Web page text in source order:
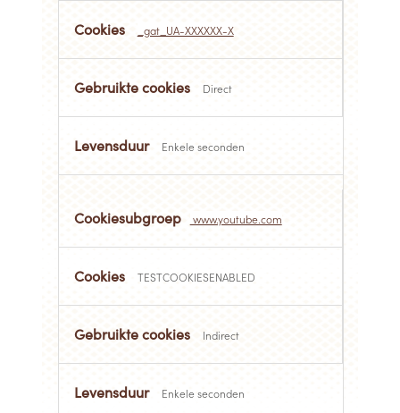
_gat_UA-XXXXXX-X
Direct
Enkele seconden
www.youtube.com
TESTCOOKIESENABLED
Indirect
Enkele seconden